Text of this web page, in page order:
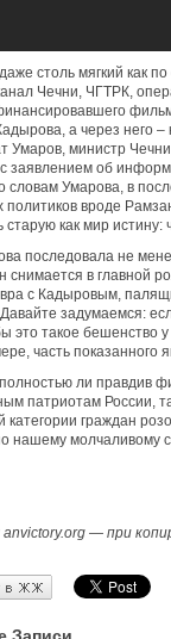
столь мягкий как
Чечни, ЧГТРК,
а через него
Умаров, министр
заявлением об
словам Умарова, в
политиков вроде
старую как мир
последовала не
снимается в главной
с Кадыровым,
задумаемся:
это такое бешенство
часть показанного
ли правдив
патриотам России,
категории граждан
нашему молчаливому
— при